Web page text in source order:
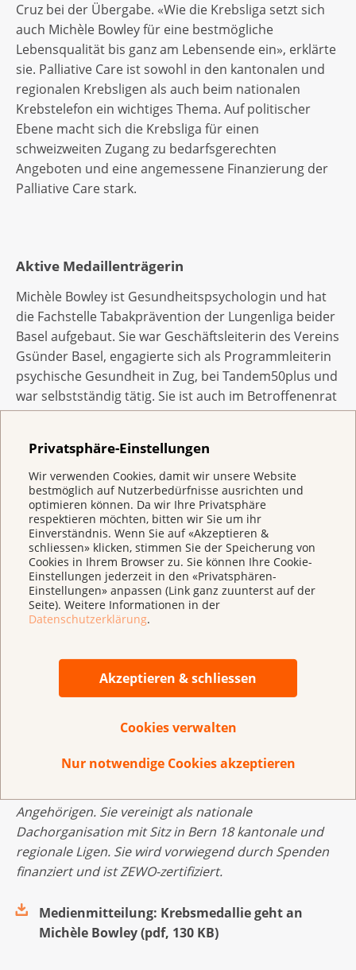
Privatsphäre-Einstellungen
Wir verwenden Cookies, damit wir unsere Website
bestmöglich auf Nutzerbedürfnisse ausrichten und
optimieren können. Da wir Ihre Privatsphäre
respektieren möchten, bitten wir Sie um ihr
Einverständnis. Wenn Sie auf «Akzeptieren &
schliessen» klicken, stimmen Sie der Speicherung von
Cookies in Ihrem Browser zu. Sie können Ihre Cookie-
Einstellungen jederzeit in den «Privatsphären-
Einstellungen» anpassen (Link ganz zuunterst auf der
Seite). Weitere Informationen in der
Datenschutzerklärung.
Akzeptieren & schliessen
Cookies verwalten
Nur notwendige Cookies akzeptieren
Cruz bei der Übergabe. «Wie die Krebsliga setzt sich
auch Michèle Bowley für eine bestmögliche
Lebensqualität bis ganz am Lebensende ein», erklärte
sie. Palliative Care ist sowohl in den kantonalen und
regionalen Krebsligen als auch beim nationalen
Krebstelefon ein wichtiges Thema. Auf politischer
Ebene macht sich die Krebsliga für einen
schweizweiten Zugang zu bedarfsgerechten
Angeboten und eine angemessene Finanzierung der
Palliative Care stark.
Aktive Medaillenträgerin
Michèle Bowley ist Gesundheitspsychologin und hat
die Fachstelle Tabakprävention der Lungenliga beider
Basel aufgebaut. Sie war Geschäftsleiterin des Vereins
Gsünder Basel, engagierte sich als Programmleiterin
psychische Gesundheit in Zug, bei Tandem50plus und
war selbstständig tätig. Sie ist auch im Betroffenenrat
der Krebsliga aktiv. «Diese Auszeichnung erinnert
geschätzt wird. Ich möchte die Menschen dazu
inspirieren, sich selber zu sein, gut auf sich zu
schauen und ein glückliches Leben zu führen», sagte
Michèle Bowley bei der Übergabe.
Weitere Informationen
Zum Interview mit Michèle Bowley
Zum Thema Sterben und Krebs
Krebsliga Schweizengagiert sich als
Krebsprävention, in der Forschungsförderung und für
Angehörigen. Sie vereinigt als nationale
Dachorganisation mit Sitz in Bern 18 kantonale und
regionale Ligen. Sie wird vorwiegend durch Spenden
finanziert und ist ZEWO-zertifiziert.
Medienmitteilung: Krebsmedallie geht an
Michèle Bowley(pdf, 130 KB)